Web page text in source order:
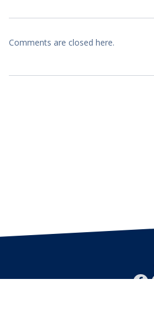
Comments are closed here.